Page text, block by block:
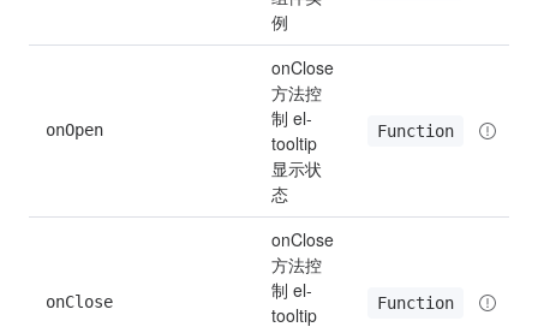
例
onOpen
onClose
方法控
制 el-
tooltip
显示状
态
Function
onClose
onClose
方法控
制 el-
tooltip
Function